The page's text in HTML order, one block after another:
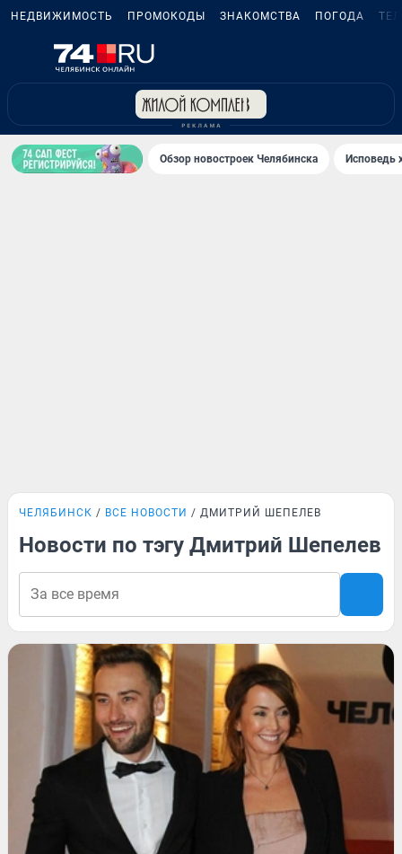
НЕДВИЖИМОСТЬ ПРОМОКОДЫ ЗНАКОМСТВА ПОГОДА
Обзор новостроек Челябинска Исповедь
ЧЕЛЯБИНСК ВСЕ НОВОСТИ ДМИТРИЙ ШЕПЕЛЕВ
Новости по тэгу Дмитрий Шепелев